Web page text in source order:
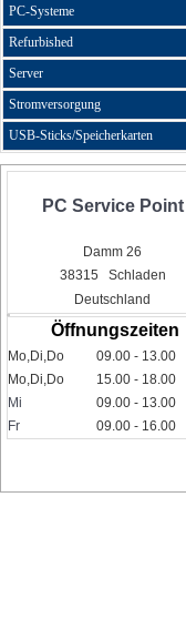
PC-Systeme
Refurbished
Server
Stromversorgung
USB-Sticks/Speicherkarten
PC Service Point
Damm 26
38315 Schladen
Deutschland
Öffnungszeiten
Mo,Di,Do
09.00 - 13.00
Mo,Di,Do
15.00 - 18.00
Mi
09.00 - 13.00
Fr
09.00 - 16.00